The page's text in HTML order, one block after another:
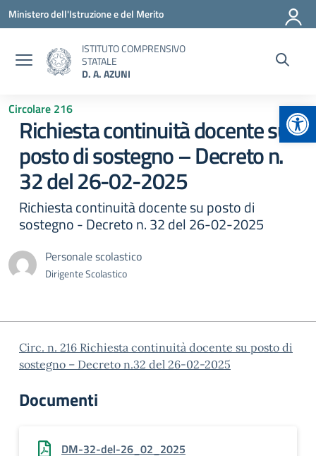
Vai ai contenuti
Vai al menu di navigazione
Vai al footer
Ministero dell'Istruzione e del Merito
ISTITUTO COMPRENSIVO
STATALE
D. A. AZUNI
Circolare 216
Richiesta continuità docente su
posto di sostegno – Decreto n.
32 del 26-02-2025
Richiesta continuità docente su posto di
sostegno - Decreto n. 32 del 26-02-2025
Personale scolastico
Dirigente Scolastico
Circ. n. 216 Richiesta continuità docente su posto di
sostegno – Decreto n.32 del 26-02-2025
Documenti
DM-32-del-26_02_2025